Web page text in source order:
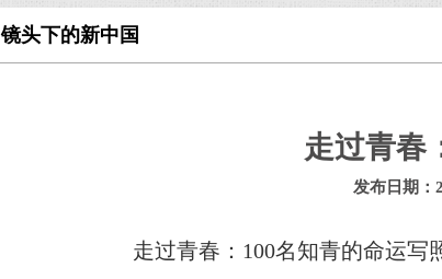
镜头下的新中国
走过青春
发布日期：
走过青春：100名知青的命运写